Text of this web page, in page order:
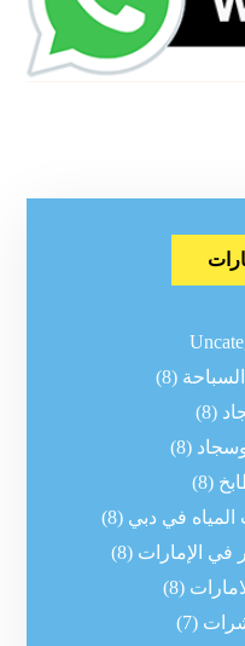
(8)
(8)
(8)
(8)
في دبي (8)
في الإمارات (8)
(8)
(7)